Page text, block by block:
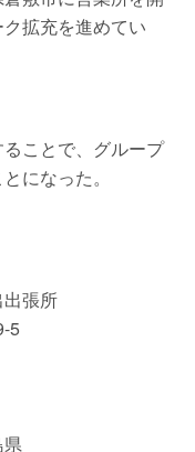
拡充を進めてい
ことで、グループ
になった。
張所
5
県